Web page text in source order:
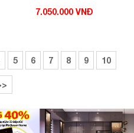
chỉ nên sử dụng ở mức
bảo tổng công suất
độ bền cũng như
7.050.000 VNĐ
5 6 7 8 9 10